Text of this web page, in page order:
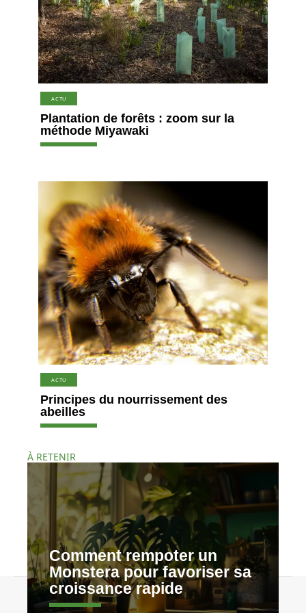
ACTU
Plantation de forêts : zoom sur la
méthode Miyawaki
ACTU
Principes du nourrissement des
abeilles
À RETENIR
Comment rempoter un
Monstera pour favoriser sa
croissance rapide
Contact Mentions légales Sitemap